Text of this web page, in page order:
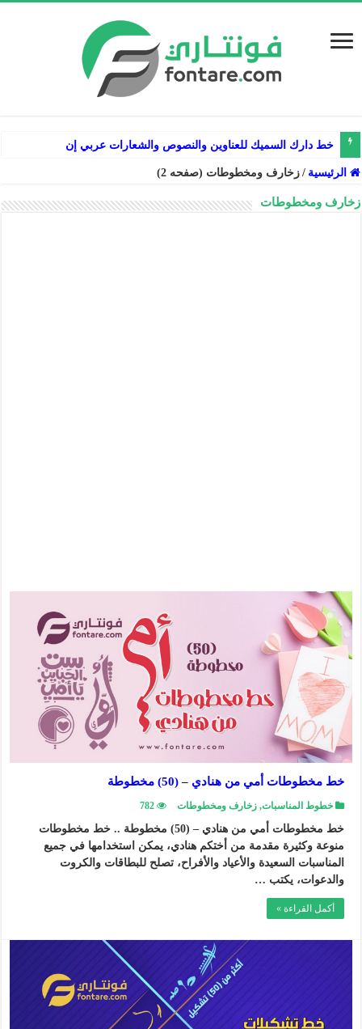
خط دارك السميك للعناوين والنصوص والشعارات عربي إنجليزي فارسي
الرئيسية / زخارف ومخطوطات (صفحه 2)
زخارف ومخطوطات
خط مخطوطات أمي من هنادي – (50) مخطوطة
خطوط المناسبات,زخارف ومخطوطات 782
خط مخطوطات أمي من هنادي – (50) مخطوطة .. خط مخطوطات
منوعة وكثيرة مقدمة من أختكم هنادي، يمكن استخدامها في جميع
المناسبات السعيدة والأعياد والأفراح، تصلح للبطاقات والكروت
والدعوات، يكتب …
أكمل القراءة »